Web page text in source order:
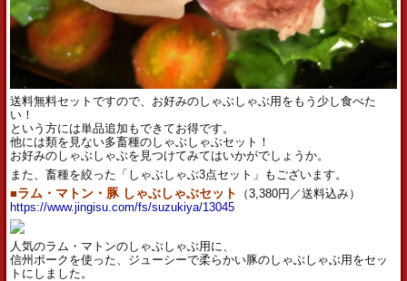
送料無料セットですので、お好みのしゃぶしゃぶ用をもう少し食べた
い！
という方には単品追加もできてお得です。
他には類を見ない多畜種のしゃぶしゃぶセット！
お好みのしゃぶしゃぶを見つけてみてはいかがでしょうか。
また、畜種を絞った「しゃぶしゃぶ3点セット」もございます。
■ラム・マトン・豚 しゃぶしゃぶセット
（3,380円／送料込み）
https://www.jingisu.com/fs/suzukiya/13045
人気のラム・マトンのしゃぶしゃぶ用に、
信州ポークを使った、ジューシーで柔らかい豚のしゃぶしゃぶ用をセッ
トにしました。